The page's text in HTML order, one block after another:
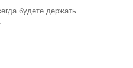
будете держать